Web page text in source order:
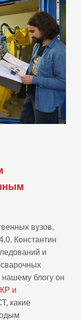
вузов,
Константин
и
блогу он
и
какие